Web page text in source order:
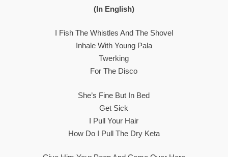
(In English)
I Fish The Whistles And The Shovel
Inhale With Young Pala
Twerking
For The Disco
She’s Fine But In Bed
Get Sick
I Pull Your Hair
How Do I Pull The Dry Keta